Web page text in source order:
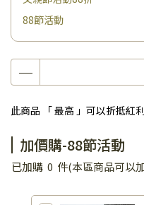
88節活動
此商品 「 最高 」可以折抵紅利
加價購-88節活動
已加購 0 件(本區商品可以